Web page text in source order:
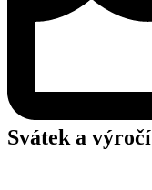
Svátek a výročí